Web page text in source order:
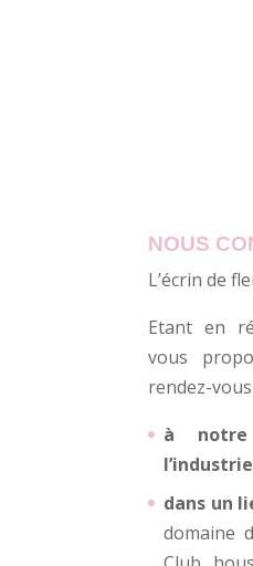
NOUS
L’écrin de
Etant en
vous
rendez-
à
dans un
domaine